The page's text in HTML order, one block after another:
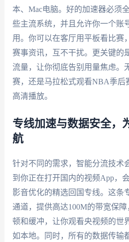
本、Mac电脑。好的加速器必须
些主流系统，并且允许你一个账
用。你可以在客厅用平板看比赛
赛事资讯，互不干扰。更关键的
流量，让你彻底告别用量焦虑。
赛，还是马拉松式观看NBA季后
高清播放。
专线加速与数据安全，
航
针对不同的需求，智能分流技术
到你正在打开国内的视频App，
影音优化的精选回国专线。这条
通道，提供高达100M的带宽保
顿和缓冲，让你观看央视频的世
如本地。同时，所有的数据传输